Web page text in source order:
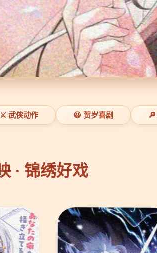
⚔️ 武侠动作 😆 贺岁喜剧
· 锦绣好戏